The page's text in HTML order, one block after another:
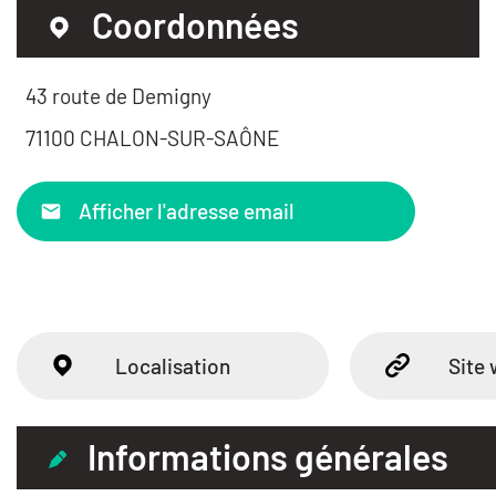
Coordonnées
43 route de Demigny
71100 CHALON-SUR-SAÔNE
Afficher l'adresse email
Localisation Site
Informations générales